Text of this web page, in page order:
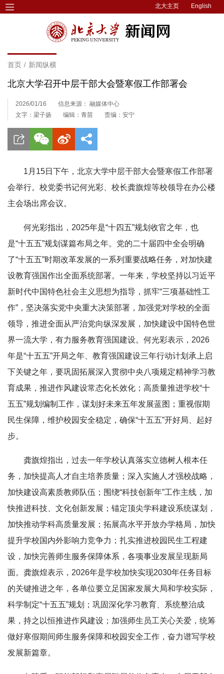
北大主页 English
首页 / 新闻纵横
北京大学召开中层干部大会暨寒假工作部署会
2026/01/16
信息来源： 融媒体中心
文字：梁子扬
编辑：青苗 责编：安宁
1月15日下午，北京大学中层干部大会暨寒假工作部署
会举行。校党委书记何光彩、校长龚旗煌等校领导在办公楼
主会场出席会议。
何光彩指出，2025年是“十四五”规划收官之年，也
是“十五五”规划谋篇布局之年。党的二十届四中全会明确
了“十五五”时期改革发展的一系列重要战略任务，对加快建
设教育强国作出全面系统部署。一年来，学校坚持以习近平
新时代中国特色社会主义思想为指导，抓牢“三项基础性工
作”，坚决落实党中央重大决策部署，加强党对学校的全面
领导，推进全面从严治党向纵深发展，加快建设中国特色世
界一流大学，有力服务教育强国建设。何光彩表示，2026
年是“十五五”开局之年、教育强国建设三年行动计划承上启
下关键之年，要巩固拓展深入贯彻中央八项规定精神学习教
育成果，推进作风建设常态化长效化；高质量推进学校“十
五五”规划编制工作，谋划好未来五年发展蓝图；重视假期
民生保障，维护校园安全稳定，确保“十五五”开好局、起好
步。
龚旗煌指出，过去一年学校认真落实立德树人根本任
务，加快提高人才自主培养质量；深入实施人才强校战略，
加快建设高素质教师队伍；围绕“科技创新年”工作主线，加
快推进科技、文化创新发展；锚定顶尖学科建设系统谋划，
加快推动学科高质量发展；拓展高水平开放办学格局，加快
提升学校国内外影响力竞争力；扎实推进校园民生工程建
设，加快完善师生服务保障体系，各项事业发展呈现新局
面。龚旗煌表示，2026年是学校加快实现2030年任务目标
的关键推进之年，各单位要立足国家发展大局和学校实际，
科学制定“十五五”规划；巩固深化学习教育、系统整治成
果，持之以恒推进作风建设；加强师生员工关心关爱，统筹
做好寒假期间师生服务保障和校园安全工作，奋力谱写学校
发展新篇章。